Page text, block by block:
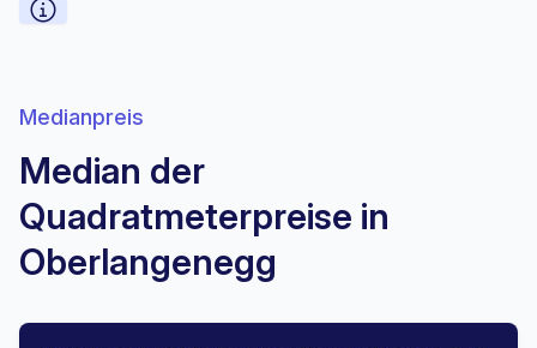
Medianpreis
Median der
Quadratmeterpreise in
Oberlangenegg